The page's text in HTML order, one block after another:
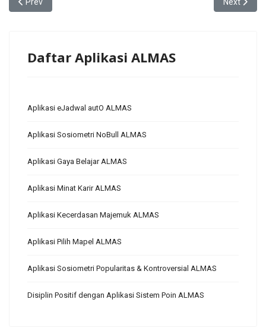
Daftar Aplikasi ALMAS
Aplikasi eJadwal autO ALMAS
Aplikasi Sosiometri NoBull ALMAS
Aplikasi Gaya Belajar ALMAS
Aplikasi Minat Karir ALMAS
Aplikasi Kecerdasan Majemuk ALMAS
Aplikasi Pilih Mapel ALMAS
Aplikasi Sosiometri Popularitas & Kontroversial ALMAS
Disiplin Positif dengan Aplikasi Sistem Poin ALMAS